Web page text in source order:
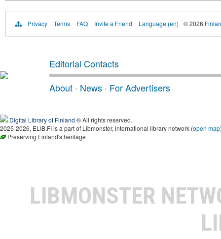
Privacy Terms FAQ Invite a Friend Language (en) © 2026
Editorial Contacts
About · News · For Advertisers
Digital Library of Finland ® All rights reserved.
2025-2026, ELIB.FI is a part of Libmonster, international library network (open map
Preserving Finland's heritage
LIBMONSTER